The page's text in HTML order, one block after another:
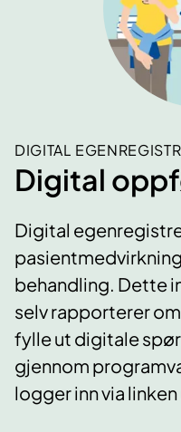
DIGITAL
Digital
Digital
behandling. Dette
selv rapporterer
fylle ut digitale
gjennom
logger inn via linken